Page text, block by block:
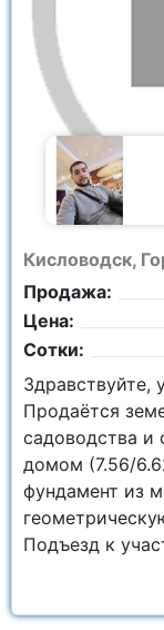
Кисловодск,
Продажа:
Цена:
Сотки:
Здравствуйте,
Продаётся
садоводства и
домом (7.56/
фундамент из
Подъезд к